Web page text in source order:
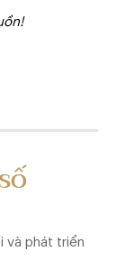
và phát triển